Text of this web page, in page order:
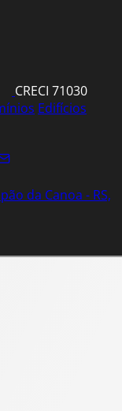
CRECI 71030
Edifícios
da Canoa - RS,